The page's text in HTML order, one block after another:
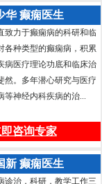
华 癫痫医生
致力于癫痫病的科研和临
各种类型的癫痫病，积累
病医疗理论功底和临床治
然。多年潜心研究与医疗
等神经内科疾病的治...
即咨询专家
新 癫痫医生
诊治，科研，教学工作三